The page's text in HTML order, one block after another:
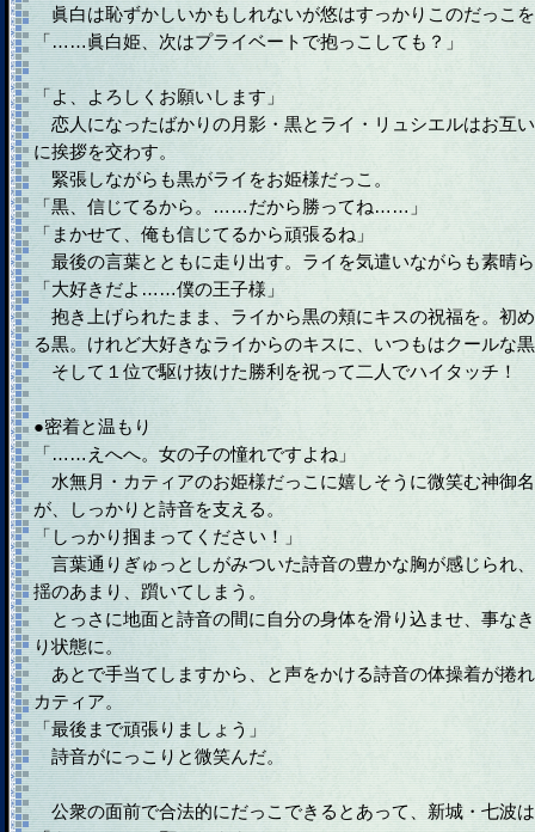
眞白は恥ずかしいかもしれないが悠はすっかりこのだっこ
「……眞白姫、次はプライベートで抱っこしても？」
「よ、よろしくお願いします」
恋人になったばかりの月影・黒とライ・リュシエルはお互
に挨拶を交わす。
緊張しながらも黒がライをお姫様だっこ。
「黒、信じてるから。……だから勝ってね……」
「まかせて、俺も信じてるから頑張るね」
最後の言葉とともに走り出す。ライを気遣いながらも素晴
「大好きだよ……僕の王子様」
抱き上げられたまま、ライから黒の頬にキスの祝福を。初
る黒。けれど大好きなライからのキスに、いつもはクールな
そして１位で駆け抜けた勝利を祝って二人でハイタッチ！
●密着と温もり
「……えへへ。女の子の憧れですよね」
水無月・カティアのお姫様だっこに嬉しそうに微笑む神御
が、しっかりと詩音を支える。
「しっかり掴まってください！」
言葉通りぎゅっとしがみついた詩音の豊かな胸が感じられ
揺のあまり、躓いてしまう。
とっさに地面と詩音の間に自分の身体を滑り込ませ、事な
り状態に。
あとで手当てしますから、と声をかける詩音の体操着が捲
カティア。
「最後まで頑張りましょう」
詩音がにっこりと微笑んだ。
公衆の面前で合法的にだっこできるとあって、新城・七波